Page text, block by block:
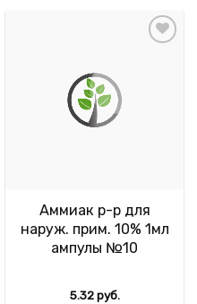
Аммиак р-р для
наруж. прим. 10% 1мл
ампулы №10
5.32руб.